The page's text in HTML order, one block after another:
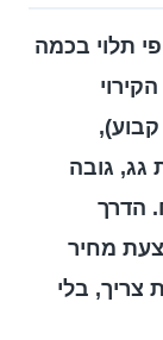
תלוי בכמה
קבוע),
גג, גובה
הדרך
מחיר
בלי